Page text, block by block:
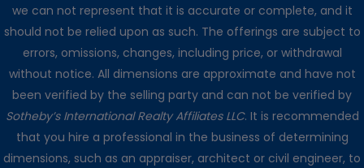
we can not represent that it is accurate or complete, and it
should not be relied upon as such. The offerings are subject to
errors, omissions, changes, including price, or withdrawal
without notice. All dimensions are approximate and have not
been verified by the selling party and can not be verified by
Sotheby’s International Realty Affiliates LLC. It is recommended
that you hire a professional in the business of determining
dimensions, such as an appraiser, architect or civil engineer, to